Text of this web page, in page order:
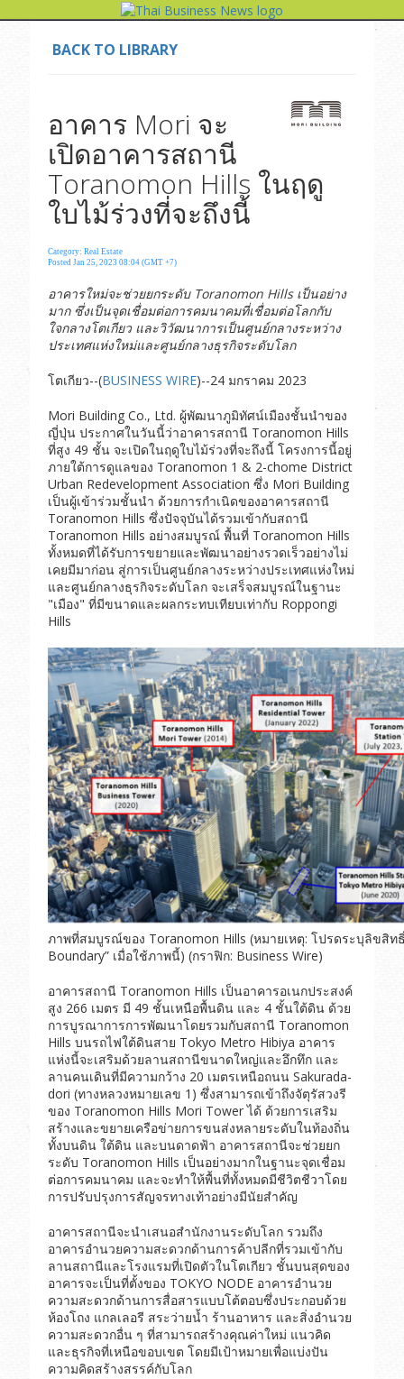
BACK TO LIBRARY
อาคาร Mori จะ
เปิดอาคารสถานี
Toranomon Hills ในฤดู
ใบไม้ร่วงที่จะถึงนี้
Category: Real Estate
Posted Jan 25, 2023 08:04 (GMT +7)
อาคารใหม่จะช่วยยกระดับ Toranomon Hills เป็นอย่าง
มาก ซึ่งเป็นจุดเชื่อมต่อการคมนาคมที่เชื่อมต่อโลกกับ
ใจกลางโตเกียว และวิวัฒนาการเป็นศูนย์กลางระหว่าง
ประเทศแห่งใหม่และศูนย์กลางธุรกิจระดับโลก
โตเกียว--(BUSINESS WIRE)--24 มกราคม 2023
Mori Building Co., Ltd. ผู้พัฒนาภูมิทัศน์เมืองชั้นนำของ
ญี่ปุ่น ประกาศในวันนี้ว่าอาคารสถานี Toranomon Hills
ที่สูง 49 ชั้น จะเปิดในฤดูใบไม้ร่วงที่จะถึงนี้ โครงการนี้อยู่
ภายใต้การดูแลของ Toranomon 1 & 2-chome District
Urban Redevelopment Association ซึ่ง Mori Building
เป็นผู้เข้าร่วมชั้นนำ ด้วยการกำเนิดของอาคารสถานี
Toranomon Hills ซึ่งปัจจุบันได้รวมเข้ากับสถานี
Toranomon Hills อย่างสมบูรณ์ พื้นที่ Toranomon Hills
ทั้งหมดที่ได้รับการขยายและพัฒนาอย่างรวดเร็วอย่างไม่
เคยมีมาก่อน สู่การเป็นศูนย์กลางระหว่างประเทศแห่งใหม่
และศูนย์กลางธุรกิจระดับโลก จะเสร็จสมบูรณ์ในฐานะ
"เมือง" ที่มีขนาดและผลกระทบเทียบเท่ากับ Roppongi
Hills
ภาพที่สมบูรณ์ของ Toranomon Hills (หมายเหตุ: โปรดระบุลิขสิท
Boundary” เมื่อใช้ภาพนี้) (กราฟิก: Business Wire)
อาคารสถานี Toranomon Hills เป็นอาคารอเนกประสงค์
สูง 266 เมตร มี 49 ชั้นเหนือพื้นดิน และ 4 ชั้นใต้ดิน ด้วย
การบูรณาการการพัฒนาโดยรวมกับสถานี Toranomon
Hills บนรถไฟใต้ดินสาย Tokyo Metro Hibiya อาคาร
แห่งนี้จะเสริมด้วยลานสถานีขนาดใหญ่และอึกทึก และ
ลานคนเดินที่มีความกว้าง 20 เมตรเหนือถนน Sakurada-
dori (ทางหลวงหมายเลข 1) ซึ่งสามารถเข้าถึงจัตุรัสวงรี
ของ Toranomon Hills Mori Tower ได้ ด้วยการเสริม
สร้างและขยายเครือข่ายการขนส่งหลายระดับในท้องถิ่น
ทั้งบนดิน ใต้ดิน และบนดาดฟ้า อาคารสถานีจะช่วยยก
ระดับ Toranomon Hills เป็นอย่างมากในฐานะจุดเชื่อม
ต่อการคมนาคม และจะทำให้พื้นที่ทั้งหมดมีชีวิตชีวาโดย
การปรับปรุงการสัญจรทางเท้าอย่างมีนัยสำคัญ
อาคารสถานีจะนำเสนอสำนักงานระดับโลก รวมถึง
อาคารอำนวยความสะดวกด้านการค้าปลีกที่รวมเข้ากับ
ลานสถานีและโรงแรมที่เปิดตัวในโตเกียว ชั้นบนสุดของ
อาคารจะเป็นที่ตั้งของ TOKYO NODE อาคารอำนวย
ความสะดวกด้านการสื่อสารแบบโต้ตอบซึ่งประกอบด้วย
ห้องโถง แกลเลอรี สระว่ายน้ำ ร้านอาหาร และสิ่งอำนวย
ความสะดวกอื่น ๆ ที่สามารถสร้างคุณค่าใหม่ แนวคิด
และธุรกิจที่เหนือขอบเขต โดยมีเป้าหมายเพื่อแบ่งปัน
ความคิดสร้างสรรค์กับโลก